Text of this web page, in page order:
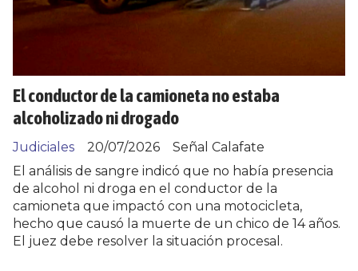
El conductor de la camioneta no estaba
alcoholizado ni drogado
Señal Calafate
Judiciales
20/07/2026
El análisis de sangre indicó que no había presencia
de alcohol ni droga en el conductor de la
camioneta que impactó con una motocicleta,
hecho que causó la muerte de un chico de 14 años.
El juez debe resolver la situación procesal.